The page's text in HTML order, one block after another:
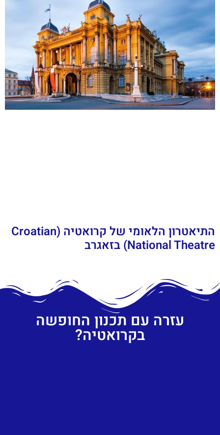
התיאטרון הלאומי של קרואטיה (Croatian
National Theatre) בזאגרב
עזרה עם תכנון החופשה
בקרואטיה?